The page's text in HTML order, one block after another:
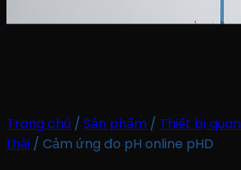
Trang chủ / Sản phẩm / Thiết bị
thải / Cảm ứng đo pH online pHD